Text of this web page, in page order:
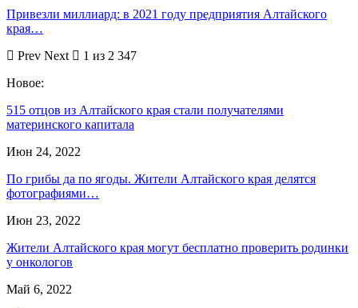
Привезли миллиард: в 2021 году предприятия Алтайского
края…
Prev Next
1 из 2 347
Новое:
515 отцов из Алтайского края стали получателями
материнского капитала
Июн 24, 2022
По грибы да по ягоды. Жители Алтайского края делятся
фотографиями…
Июн 23, 2022
Жители Алтайского края могут бесплатно проверить родинки
у онкологов
Май 6, 2022